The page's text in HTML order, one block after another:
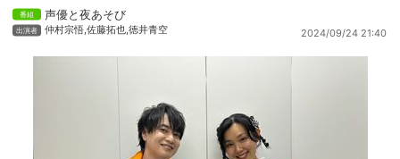
声優と夜あそび
仲村宗悟,佐藤拓也,徳井青空 2024/09/24 21:40